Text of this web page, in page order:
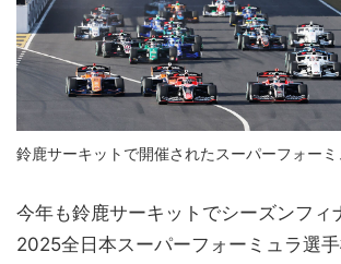
鈴鹿サーキットで開催されたスーパーフォー
今年も鈴鹿サーキットでシーズンフィ
2025全日本スーパーフォーミュラ選